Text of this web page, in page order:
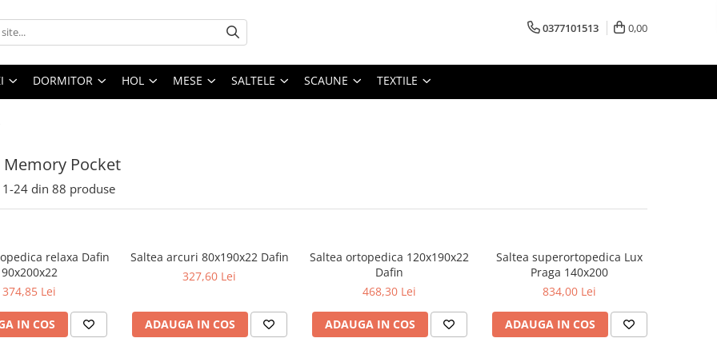
0377101513 0,00
DORMITOR HOL MESE SALTELE SCAUNE TEXTILE
Memory Pocket
1-24 din 88 produse
relaxa Dafin
90x200x22
374,85 Lei
IN COS
Saltea arcuri 80x190x22 Dafin
327,60 Lei
ADAUGA IN COS
Saltea ortopedica 120x190x22
Dafin
468,30 Lei
ADAUGA IN COS
Saltea superortopedica Lux
Praga 140x200
834,00 Lei
ADAUGA IN COS